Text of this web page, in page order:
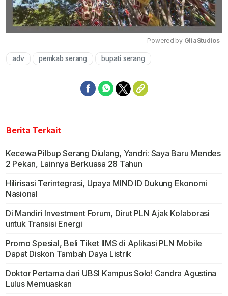
Powered by GliaStudios
adv pemkab serang bupati serang
Berita Terkait
Kecewa Pilbup Serang Diulang, Yandri: Saya Baru Mendes
2 Pekan, Lainnya Berkuasa 28 Tahun
Hilirisasi Terintegrasi, Upaya MIND ID Dukung Ekonomi
Nasional
Di Mandiri Investment Forum, Dirut PLN Ajak Kolaborasi
untuk Transisi Energi
Promo Spesial, Beli Tiket IIMS di Aplikasi PLN Mobile
Dapat Diskon Tambah Daya Listrik
Doktor Pertama dari UBSI Kampus Solo! Candra Agustina
Lulus Memuaskan